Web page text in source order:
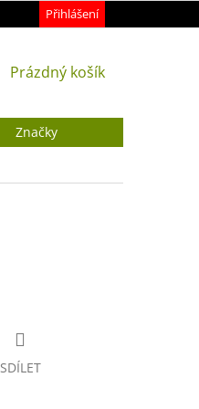
Přihlášení
NÁKUPNÍ
Prázdný košík
Značky
SDÍLET